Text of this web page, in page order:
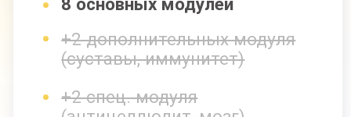
С КУРАТОРОМ